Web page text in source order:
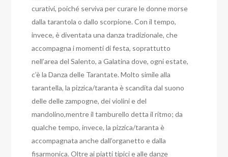
curativi, poiché serviva per curare le donne morse
dalla tarantola o dallo scorpione. Con il tempo,
invece, è diventata una danza tradizionale, che
accompagna i momenti di festa, soprattutto
nell’area del Salento, a Galatina dove, ogni estate,
c’è la Danza delle Tarantate. Molto simile alla
tarantella, la pizzica/taranta è scandita dal suono
delle delle zampogne, dei violini e del
mandolino,mentre il tamburello detta il ritmo; da
qualche tempo, invece, la pizzica/taranta è
accompagnata anche dall’organetto e dalla
fisarmonica. Oltre ai piatti tipici e alle danze